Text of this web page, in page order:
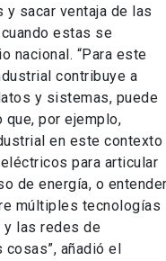
sacar ventaja de las
estas se
nacional. “Para este
contribuye a
y sistemas, puede
que, por ejemplo,
en este contexto
para articular
de energía, o entender
múltiples tecnologías
y las redes de
añadió el